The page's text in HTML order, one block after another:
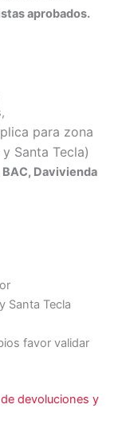
aprobados.
para zona
Santa Tecla)
BAC, Davivienda
Santa Tecla
favor validar
devoluciones y